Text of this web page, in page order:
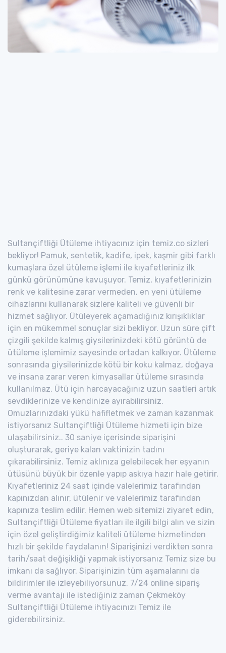
Sultançiftliği Ütüleme ihtiyacınız için temiz.co sizleri
bekliyor! Pamuk, sentetik, kadife, ipek, kaşmir gibi farklı
kumaşlara özel ütüleme işlemi ile kıyafetleriniz ilk
günkü görünümüne kavuşuyor. Temiz, kıyafetlerinizin
renk ve kalitesine zarar vermeden, en yeni ütüleme
cihazlarını kullanarak sizlere kaliteli ve güvenli bir
hizmet sağlıyor. Ütüleyerek açamadığınız kırışıklıklar
için en mükemmel sonuçlar sizi bekliyor. Uzun süre çift
çizgili şekilde kalmış giysilerinizdeki kötü görüntü de
ütüleme işlemimiz sayesinde ortadan kalkıyor. Ütüleme
sonrasında giysilerinizde kötü bir koku kalmaz, doğaya
ve insana zarar veren kimyasallar ütüleme sırasında
kullanılmaz. Ütü için harcayacağınız uzun saatleri artık
sevdiklerinize ve kendinize ayırabilirsiniz.
Omuzlarınızdaki yükü hafifletmek ve zaman kazanmak
istiyorsanız Sultançiftliği Ütüleme hizmeti için bize
ulaşabilirsiniz.. 30 saniye içerisinde siparişini
oluşturarak, geriye kalan vaktinizin tadını
çıkarabilirsiniz. Temiz aklınıza gelebilecek her eşyanın
ütüsünü büyük bir özenle yapıp askıya hazır hale getirir.
Kıyafetleriniz 24 saat içinde valelerimiz tarafından
kapınızdan alınır, ütülenir ve valelerimiz tarafından
kapınıza teslim edilir. Hemen web sitemizi ziyaret edin,
Sultançiftliği Ütüleme fiyatları ile ilgili bilgi alın ve sizin
için özel geliştirdiğimiz kaliteli ütüleme hizmetinden
hızlı bir şekilde faydalanın! Siparişinizi verdikten sonra
tarih/saat değişikliği yapmak istiyorsanız Temiz size bu
imkanı da sağlıyor. Siparişinizin tüm aşamalarını da
bildirimler ile izleyebiliyorsunuz. 7/24 online sipariş
verme avantajı ile istediğiniz zaman Çekmeköy
Sultançiftliği Ütüleme ihtiyacınızı Temiz ile
giderebilirsiniz.